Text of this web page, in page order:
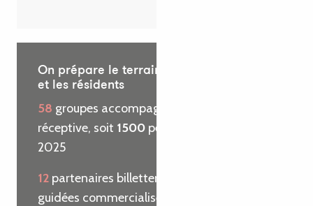
On prépare le terrain pour les visiteurs
et les résidents
58 groupes accompagnés par l’agence
réceptive, soit 1500 personnes reçues en
2025
12 partenaires billetterie et
guidées commercialisées pour le compte